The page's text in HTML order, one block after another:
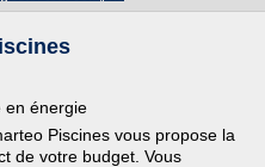
en énergie
Piscines vous propose la
de votre budget. Vous